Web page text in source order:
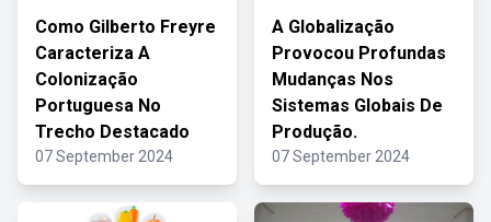
Como Gilberto Freyre
Caracteriza A
Colonização
Portuguesa No
Trecho Destacado
07 September 2024
A Globalização
Provocou Profundas
Mudanças Nos
Sistemas Globais De
Produção.
07 September 2024